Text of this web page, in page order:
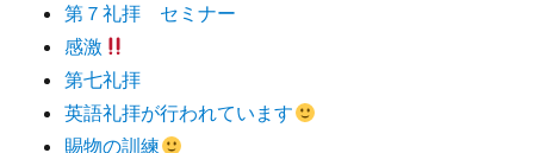
第７礼拝 セミナー
感激
第七礼拝
英語礼拝が行われています
賜物の訓練